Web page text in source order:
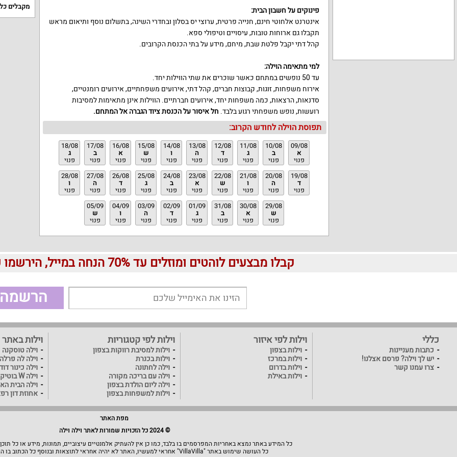
פינוקים על חשבון הבית:
אינטרנט אלחוטי חינם, חנייה פרטית, ערוצי יס בסלון ובחדרי השינה, בתשלום נוסף ותיאום מראש
תקבלו גם ארוחות טובות, עיסויים וטיפולי ספא.
קהל דתי יקבל פלטת שבת, מיחם, מידע על בתי הכנסת הקרובים.
למי מתאימה הוילה:
עד 50 נופשים במתחם כאשר שוכרים את שתי הווילות יחד.
אירוח משפחות, זוגות, קבוצות חברים, קהל דתי, אירועים משפחתיים, אירועים רומנטיים,
סדנאות, הרצאות, כמה משפחות יחד, אירועים חברתיים. הווילות אינן מתאימות למסיבות
רועשות, נופש משפחתי רגוע בלבד. חל איסור על הכנסת ציוד הגברה אל המתחם.
תפוסת הוילה לחודש הקרוב:
09/08
א
פנוי
10/08
ב
פנוי
11/08
ג
פנוי
12/08
ד
פנוי
13/08
ה
פנוי
14/08
ו
פנוי
15/08
ש
פנוי
16/08
א
פנוי
17/08
ב
פנוי
18/08
ג
פנוי
19/08
ד
פנוי
20/08
ה
פנוי
21/08
ו
פנוי
22/08
ש
פנוי
23/08
א
פנוי
24/08
ב
פנוי
25/08
ג
פנוי
26/08
ד
פנוי
27/08
ה
פנוי
28/08
ו
פנוי
29/08
ש
פנוי
30/08
א
פנוי
31/08
ב
פנוי
01/09
ג
פנוי
02/09
ד
פנוי
03/09
ה
פנוי
04/09
ו
פנוי
05/09
ש
פנוי
מקבלים
קבלו מבצעים לוהטים ומוזלים עד 70% הנחה במייל, הירשמו עכשיו בחינם:
הרשמה
כללי
כתבות מעניינות
יש לך וילה? פרסם אצלנו!
צרו עמנו קשר
וילות לפי איזור
וילות בצפון
וילות במרכז
וילות בדרום
וילות באילת
וילות לפי קטגוריות
וילות למסיבת רווקות בצפון
וילות בכנרת
וילה לחתונה
וילה עם בריכה מקורה
וילה ליום הולדת בצפון
וילות למשפחות בצפון
וילות באתר
וילה טוסקנה
וילה לה פרלה
וילה כינור
וילה W בוטיק
וילה הבית
אחוזת דון
מפת האתר
© 2024 כל הזכויות שמורות לאתר וילה וילה
כל המידע באתר נמצא באחריות המפרסמים בו בלבד, כמו כן אין להעתיק אלמנטיים עיצוביים, תמונות, מידע או כל
כל העושה שימוש באתר "VillaVilla" אחראי למעשיו, האתר לא יהיה אחראי לתוצאות ובנוסף כל הכתוב בו הוא בגדר המלצה.